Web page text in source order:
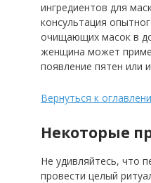
ингредиентов для
консультация
очищающих масок в
женщина может
появление пятен или
Вернуться к
Некоторые
Не удивляйтесь, что
провести целый